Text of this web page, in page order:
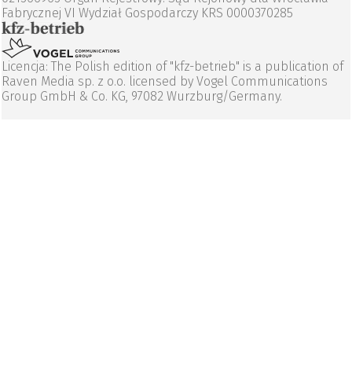
Fabrycznej VI Wydział Gospodarczy KRS 0000370285
Licencja: The Polish edition of "kfz-betrieb" is a publication of
Raven Media sp. z o.o. licensed by Vogel Communications
Group GmbH & Co. KG, 97082 Wurzburg/Germany.